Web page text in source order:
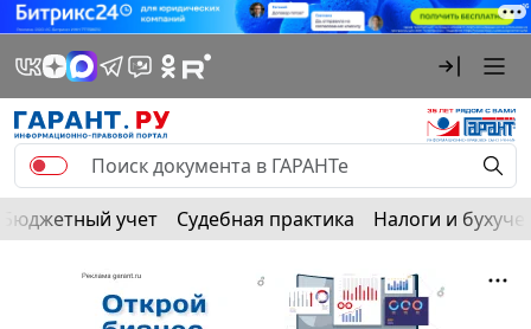
Бюджетный учет Судебная практика Налоги и